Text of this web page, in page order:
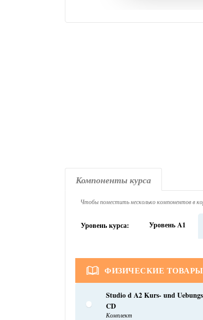
Компоненты курса
Чтобы поместить несколько компонентов в
Уровень курса: Уровень A1
ФИЗИЧЕСКИЕ ТОВАРЫ
Studio d A2 Kurs- und
CD
Комплект